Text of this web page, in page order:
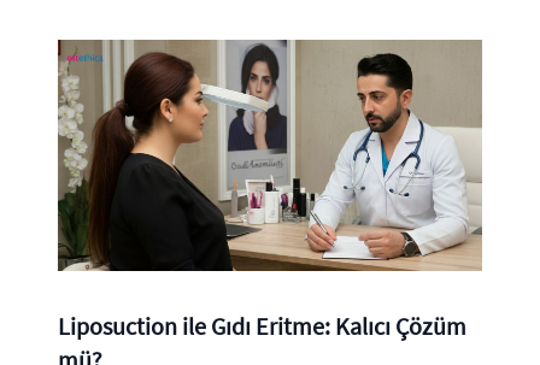
Liposuction ile Gıdı Eritme: Kalıcı Çözüm